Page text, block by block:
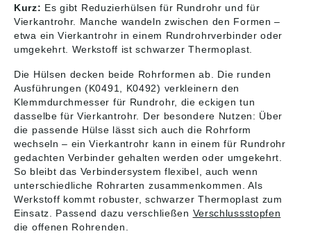
Kurz: Es gibt Reduzierhülsen für Rundrohr und für
Vierkantrohr. Manche wandeln zwischen den Formen –
etwa ein Vierkantrohr in einem Rundrohrverbinder oder
umgekehrt. Werkstoff ist schwarzer Thermoplast.
Die Hülsen decken beide Rohrformen ab. Die runden
Ausführungen (K0491, K0492) verkleinern den
Klemmdurchmesser für Rundrohr, die eckigen tun
dasselbe für Vierkantrohr. Der besondere Nutzen: Über
die passende Hülse lässt sich auch die Rohrform
wechseln – ein Vierkantrohr kann in einem für Rundrohr
gedachten Verbinder gehalten werden oder umgekehrt.
So bleibt das Verbindersystem flexibel, auch wenn
unterschiedliche Rohrarten zusammenkommen. Als
Werkstoff kommt robuster, schwarzer Thermoplast zum
Einsatz. Passend dazu verschließen Verschlussstopfen
die offenen Rohrenden.